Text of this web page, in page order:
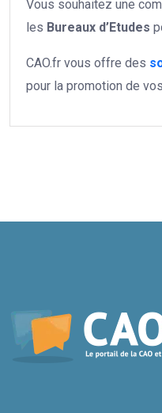
Vous souhaitez une
les Bureaux d’Etudes
CAO.fr vous offre des
pour la promotion de